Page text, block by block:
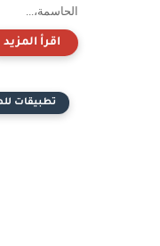
الحاسمة،...
تطبيقات